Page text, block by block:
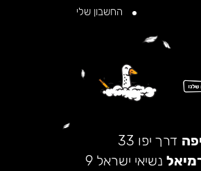
החשבון שלי
דרך יפו 33
נשיאי ישראל 9